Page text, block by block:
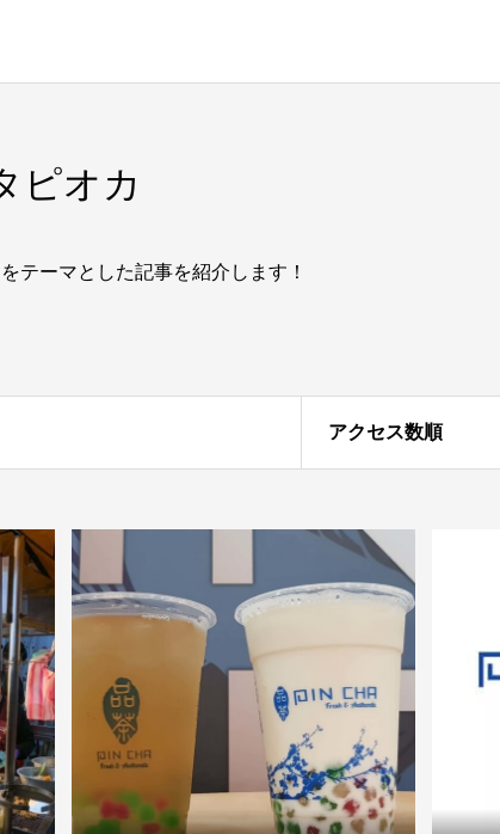
ピオカ
テーマとした記事を紹介します！
アクセス数順